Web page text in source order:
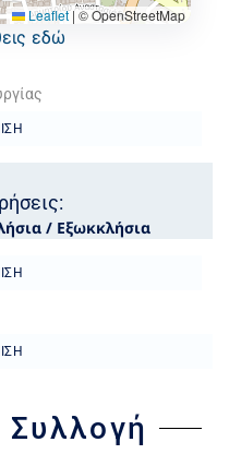
Leaflet |© OpenStreetMap
εδώ
/ Εξωκκλήσια